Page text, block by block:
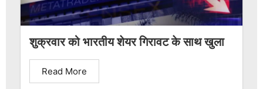
शुक्रवार को भारतीय शेयर गिरावट के साथ खुला
Read More